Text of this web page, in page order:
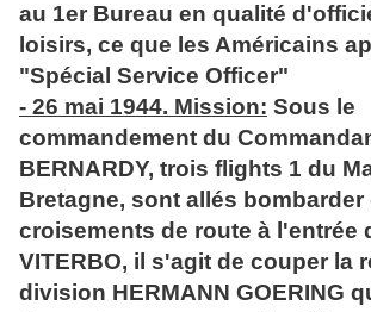
au 1er Bureau en qualité
loisirs, ce que les Américains
"Spécial Service Officer"
- 26 mai 1944. Mission: Sous le
commandement du
BERNARDY, trois flights 1 du
Bretagne, sont allés bombarder
croisements de route à l'entrée
VITERBO, il s'agit de couper la
division HERMANN GOERING